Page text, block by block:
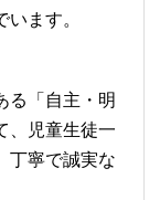
ます。
る「自主・明
、児童生徒一
丁寧で誠実な